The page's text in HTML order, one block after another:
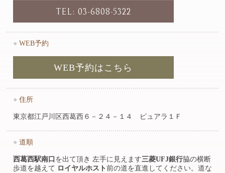
TEL: 03-6808-5322
● WEB予約
WEB予約はこちら
● 住所
東京都江戸川区西葛西６－２４－１４ ピュアラ１Ｆ
● 道順
西葛西駅南口 を出て頂き 左手に見えます三菱UFJ銀行脇の横断
歩道を越えて ロイヤルホスト 前の道を直進してください。道な